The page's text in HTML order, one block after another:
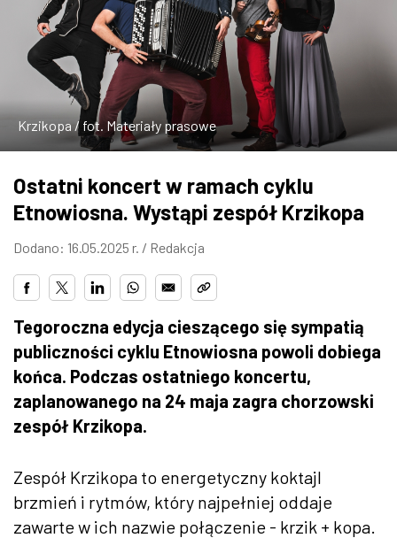
W KINACH
GASTRONOMIA
ZDJĘCIA
W RZESZOWIE
Krzikopa / fot. Materiały prasowe
Ostatni koncert w ramach cyklu
Etnowiosna. Wystąpi zespół Krzikopa
Dodano: 16.05.2025 r. / Redakcja
Tegoroczna edycja cieszącego się sympatią
publiczności cyklu Etnowiosna powoli dobiega
końca. Podczas ostatniego koncertu,
zaplanowanego na 24 maja zagra chorzowski
zespół Krzikopa.
Zespół Krzikopa to energetyczny koktajl
brzmień i rytmów, który najpełniej oddaje
zawarte w ich nazwie połączenie - krzik + kopa.